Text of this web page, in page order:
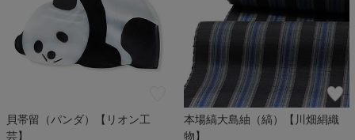
貝帯留（パンダ）【リオン工
芸】
本場縞大島紬（縞）【川畑絹織
物】